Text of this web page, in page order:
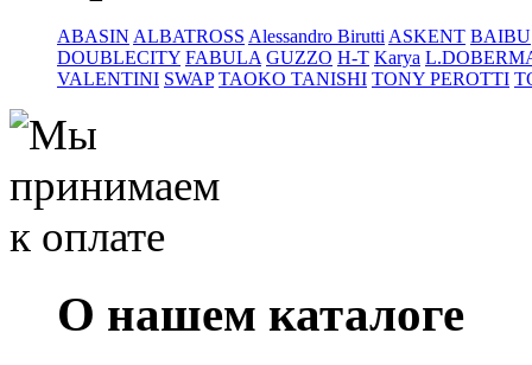
ABASIN ALBATROSS Alessandro Birutti ASKENT BAIBU
DOUBLECITY FABULA GUZZO H-T Karya
VALENTINI SWAP TAOKO TANISHI TONY PEROTTI
О нашем каталоге